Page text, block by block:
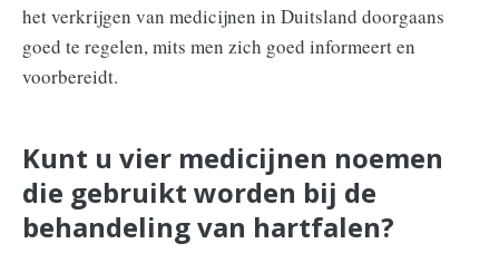
het verkrijgen van medicijnen in Duitsland doorgaans
goed te regelen, mits men zich goed informeert en
voorbereidt.
Kunt u vier medicijnen noemen
die gebruikt worden bij de
behandeling van hartfalen?